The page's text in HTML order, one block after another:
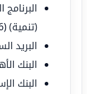
(تنمية)(6)
البريد
البنك
البنك